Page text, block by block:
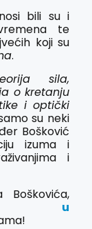
bili su i
te
koji su
.
sila,
o kretanju
i optički
su neki
Bošković
izuma i
i
u